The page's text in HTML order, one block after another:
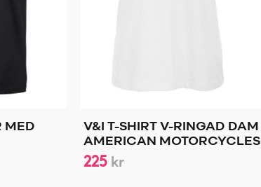
MED
V&I T-SHIRT V-RINGAD DAM
AMERICAN MOTORCYCLES
225 kr